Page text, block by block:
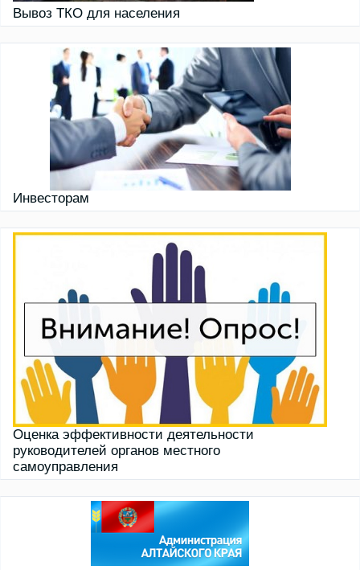
Вывоз ТКО для населения
Инвесторам
Оценка эффективности деятельности
руководителей органов местного
самоуправления